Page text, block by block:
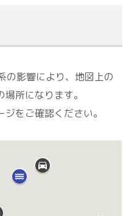
の影響により、地図上の
所になります。
をご確認ください。